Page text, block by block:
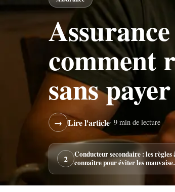
comment
sans
→ Lire l'article· 9 min de lecture
2
Conducteur secondaire : les règles
connaître pour éviter les mauvaises
surprises